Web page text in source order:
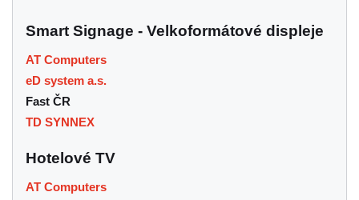
Smart Signage - Velkoformátové displeje
AT Computers
eD system a.s.
Fast ČR
TD SYNNEX
Hotelové TV
AT Computers